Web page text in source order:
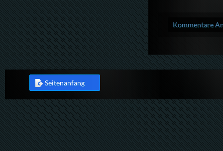
Kommentare
Seitenanfang